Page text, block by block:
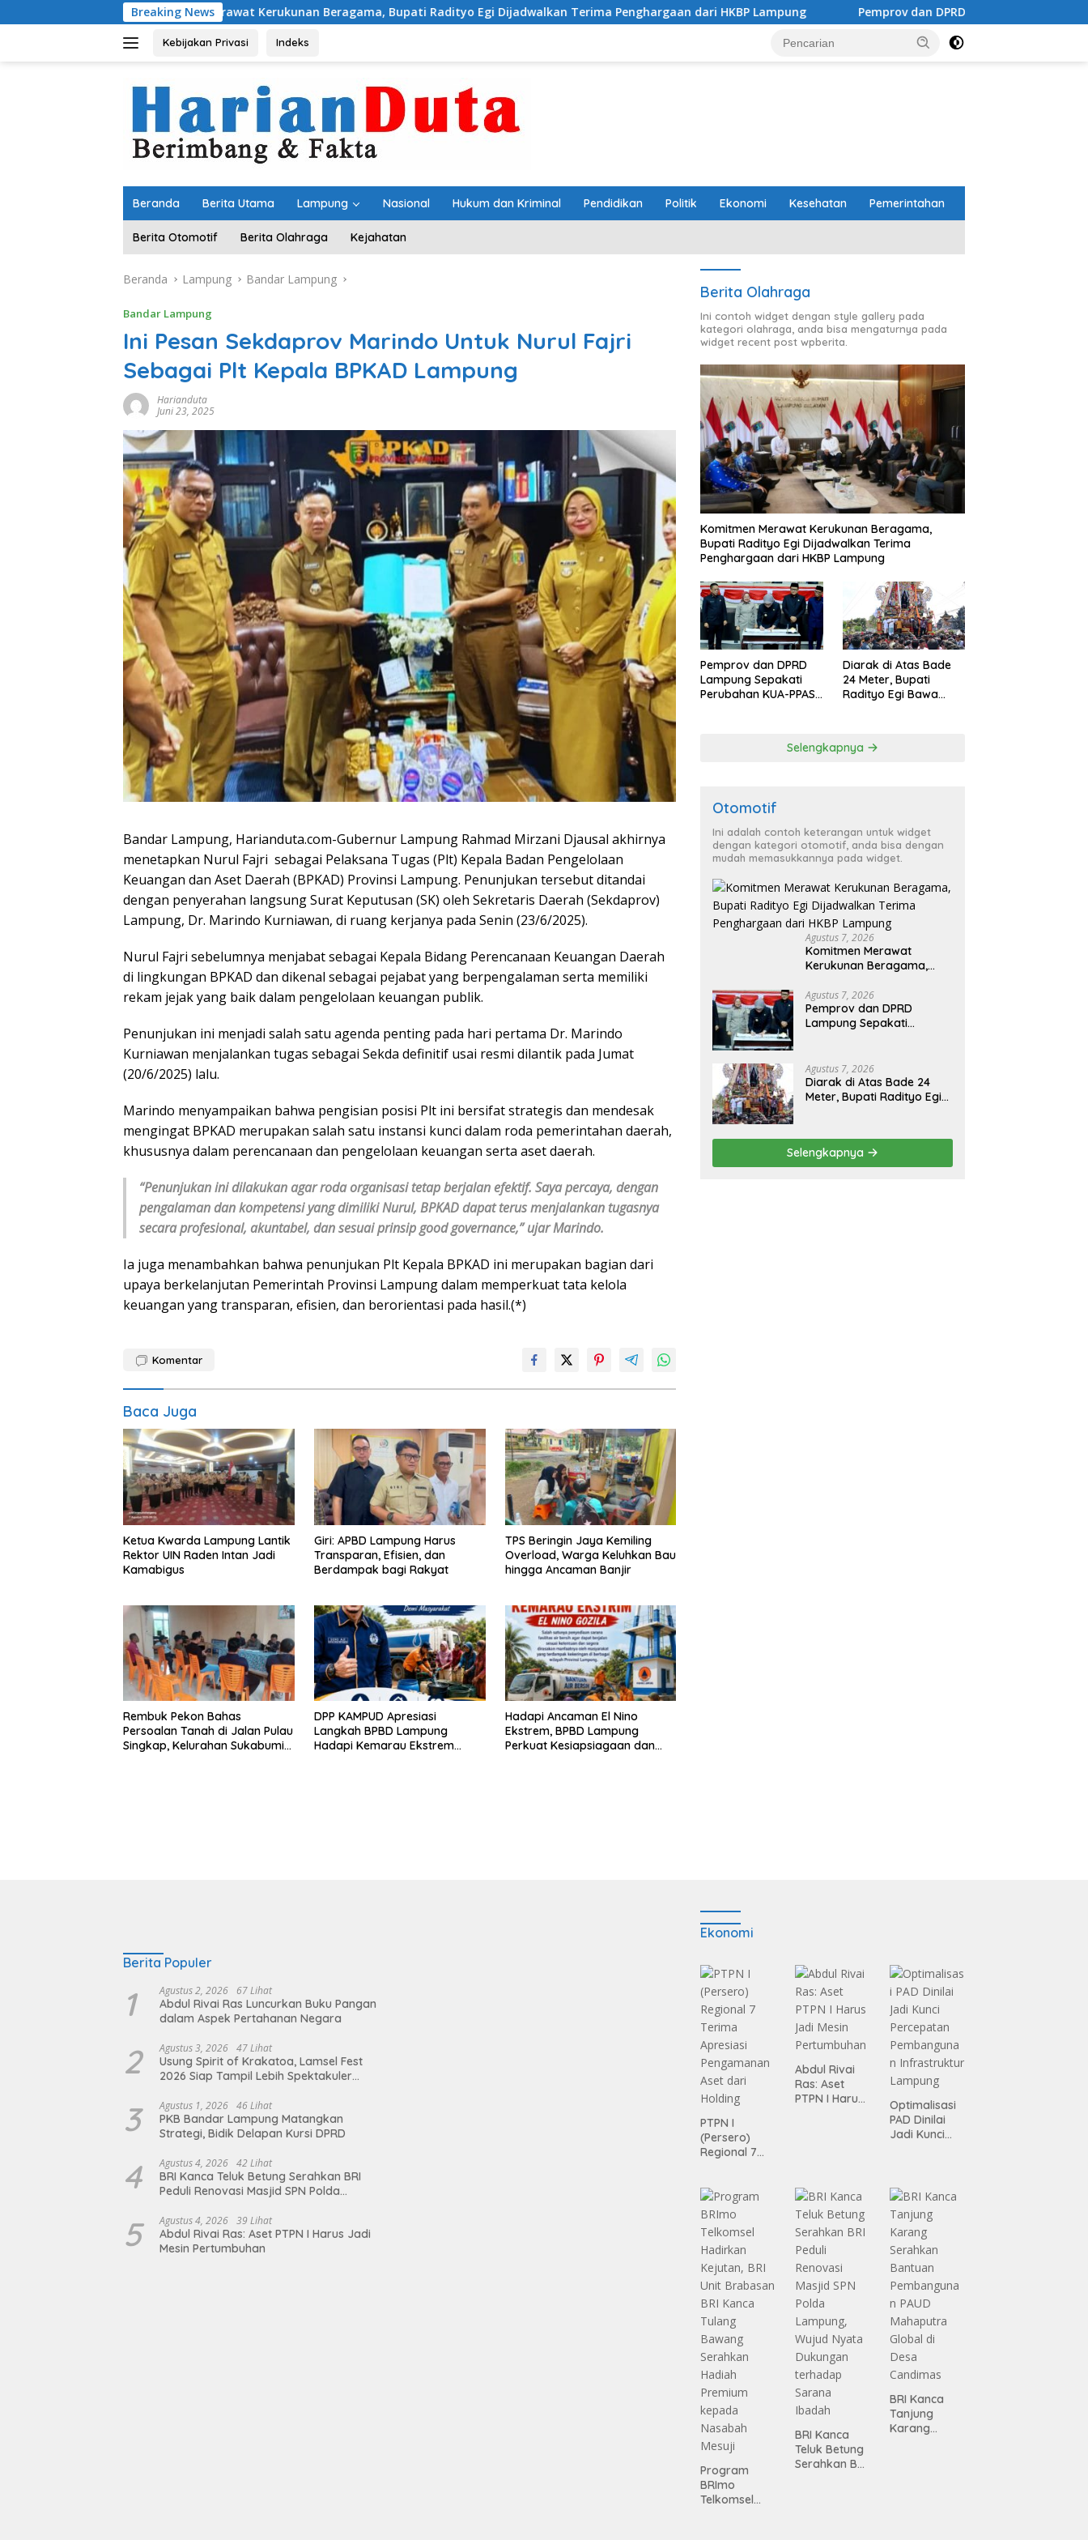
ke
Breaking News
Komitmen Merawat Kerukunan Beragama, Bupati Radityo Egi Dijadwalkan Terima Penghargaan dari HKBP Lampung Pemprov dan DPRD Lampung Sepakati Perubahan KUA-
Kebijakan Privasi Indeks
Beranda Berita Utama Lampung Nasional Hukum dan Kriminal Pendidikan Politik Ekonomi Kesehatan Pemerintahan
Berita Otomotif Berita Olahraga Kejahatan
Beranda Lampung Bandar Lampung
Bandar Lampung
Ini Pesan Sekdaprov Marindo Untuk Nurul Fajri
Sebagai Plt Kepala BPKAD Lampung
Harianduta
Juni 23, 2025
Bandar Lampung, Harianduta.com-Gubernur Lampung Rahmad Mirzani Djausal akhirnya
menetapkan Nurul Fajri sebagai Pelaksana Tugas (Plt) Kepala Badan Pengelolaan
Keuangan dan Aset Daerah (BPKAD) Provinsi Lampung. Penunjukan tersebut ditandai
dengan penyerahan langsung Surat Keputusan (SK) oleh Sekretaris Daerah (Sekdaprov)
Lampung, Dr. Marindo Kurniawan, di ruang kerjanya pada Senin (23/6/2025).
Nurul Fajri sebelumnya menjabat sebagai Kepala Bidang Perencanaan Keuangan Daerah
di lingkungan BPKAD dan dikenal sebagai pejabat yang berpengalaman serta memiliki
rekam jejak yang baik dalam pengelolaan keuangan publik.
Penunjukan ini menjadi salah satu agenda penting pada hari pertama Dr. Marindo
Kurniawan menjalankan tugas sebagai Sekda definitif usai resmi dilantik pada Jumat
(20/6/2025) lalu.
Marindo menyampaikan bahwa pengisian posisi Plt ini bersifat strategis dan mendesak
mengingat BPKAD merupakan salah satu instansi kunci dalam roda pemerintahan daerah,
khususnya dalam perencanaan dan pengelolaan keuangan serta aset daerah.
“Penunjukan ini dilakukan agar roda organisasi tetap berjalan efektif. Saya percaya, dengan
pengalaman dan kompetensi yang dimiliki Nurul, BPKAD dapat terus menjalankan tugasnya
secara profesional, akuntabel, dan sesuai prinsip good governance,” ujar Marindo.
Ia juga menambahkan bahwa penunjukan Plt Kepala BPKAD ini merupakan bagian dari
upaya berkelanjutan Pemerintah Provinsi Lampung dalam memperkuat tata kelola
keuangan yang transparan, efisien, dan berorientasi pada hasil.(*)
Komentar
Baca Juga
Ketua Kwarda Lampung Lantik
Rektor UIN Raden Intan Jadi
Kamabigus
Giri: APBD Lampung Harus
Transparan, Efisien, dan
Berdampak bagi Rakyat
TPS Beringin Jaya Kemiling
Overload, Warga Keluhkan Bau
hingga Ancaman Banjir
Rembuk Pekon Bahas
Persoalan Tanah di Jalan Pulau
Singkap, Kelurahan Sukabumi
DPP KAMPUD Apresiasi
Langkah BPBD Lampung
Hadapi Kemarau Ekstrem
Hadapi Ancaman El Nino
Ekstrem, BPBD Lampung
Perkuat Kesiapsiagaan dan
Berita Olahraga
Ini contoh widget dengan style gallery pada
kategori olahraga, anda bisa mengaturnya pada
widget recent post wpberita.
Komitmen Merawat Kerukunan Beragama,
Bupati Radityo Egi Dijadwalkan Terima
Penghargaan dari HKBP Lampung
Pemprov dan DPRD
Lampung Sepakati
Perubahan KUA-PPAS
Diarak di Atas Bade
24 Meter, Bupati
Radityo Egi Bawa
pada 2027
Selengkapnya
Otomotif
Ini adalah contoh keterangan untuk widget
dengan kategori otomotif, anda bisa dengan
mudah memasukkannya pada widget.
Agustus 7, 2026
Komitmen Merawat
Kerukunan Beragama,
Dijadwalkan Terima
Penghargaan dari HKBP
Lampung
Agustus 7, 2026
Pemprov dan DPRD
Lampung Sepakati
Agustus 7, 2026
Diarak di Atas Bade 24
Meter, Bupati Radityo Egi
‘Penglipuran’ Kedua pada
2027
Selengkapnya
Berita Populer
1 Agustus 2, 2026 67 Lihat
Abdul Rivai Ras Luncurkan Buku Pangan
dalam Aspek Pertahanan Negara
2 Agustus 3, 2026 47 Lihat
Usung Spirit of Krakatoa, Lamsel Fest
2026 Siap Tampil Lebih Spektakuler
Artis Ibu Kota
3 Agustus 1, 2026 46 Lihat
PKB Bandar Lampung Matangkan
Strategi, Bidik Delapan Kursi DPRD
4 Agustus 4, 2026 42 Lihat
BRI Kanca Teluk Betung Serahkan BRI
Peduli Renovasi Masjid SPN Polda
terhadap Sarana Ibadah
5 Agustus 4, 2026 39 Lihat
Abdul Rivai Ras: Aset PTPN I Harus Jadi
Mesin Pertumbuhan
Ekonomi
PTPN I
(Persero)
Regional 7
Pengamanan
Aset dari
Holding
Abdul Rivai
Ras: Aset
PTPN I Harus
Optimalisasi
PAD Dinilai
Jadi Kunci
Infrastruktur
Lampung
Program
BRImo
Telkomsel
BRI Kanca
Teluk Betung
Serahkan BRI
BRI Kanca
Tanjung
Karang